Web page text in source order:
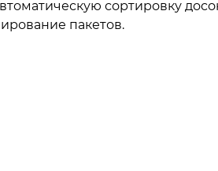
сортировку
пакетов.